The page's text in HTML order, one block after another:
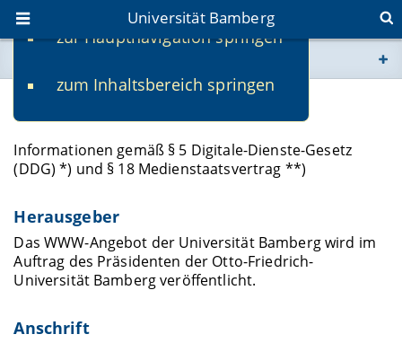
zur Hauptnavigation springen
zum Inhaltsbereich springen
Universität Bamberg
www.uni-bamberg.de
Impressum
Informationen gemäß § 5 Digitale-Dienste-Gesetz
(DDG) *) und § 18 Medienstaatsvertrag **)
Herausgeber
Das WWW-Angebot der Universität Bamberg wird im
Auftrag des Präsidenten der Otto-Friedrich-
Universität Bamberg veröffentlicht.
Anschrift